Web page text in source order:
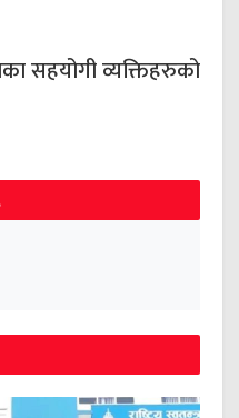
सहयोगी व्यक्तिहरुको